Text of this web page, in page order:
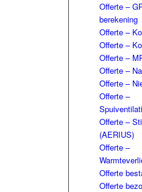
Offerte –
berekening
Offerte –
Offerte –
Offerte –
Offerte –
Offerte –
Offerte –
Offerte –
(AERIUS)
Offerte –
Offerte
Offerte